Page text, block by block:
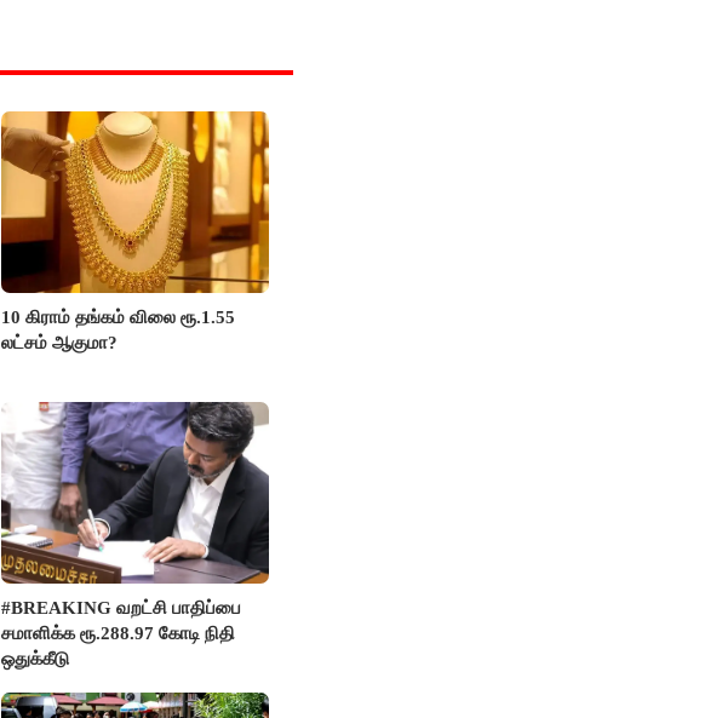
10 கிராம் தங்கம் விலை ரூ.1.55
லட்சம் ஆகுமா?
#BREAKING வறட்சி பாதிப்பை
சமாளிக்க ரூ.288.97 கோடி நிதி
ஒதுக்கீடு